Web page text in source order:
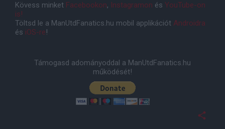
Kövess minket Facebookon, Instagramon és YouTube-on
is!
Töltsd le a ManUtdFanatics.hu mobil applikációt Androidra
és iOS-re!
Támogasd adományoddal a ManUtdFanatics.hu
működését!